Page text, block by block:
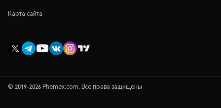
Карта сайта
© 2019-2026 Phemex.com. Все права защищены